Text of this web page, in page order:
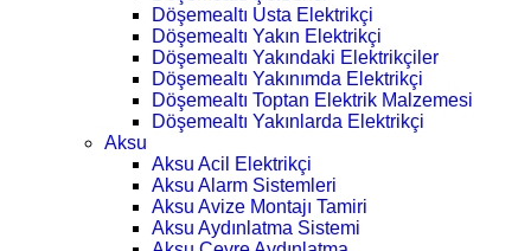
Döşemealtı Usta Elektrikçi
Döşemealtı Yakın Elektrikçi
Döşemealtı Yakındaki Elektrikçiler
Döşemealtı Yakınımda Elektrikçi
Döşemealtı Toptan Elektrik Malzemesi
Döşemealtı Yakınlarda Elektrikçi
Aksu
Aksu Acil Elektrikçi
Aksu Alarm Sistemleri
Aksu Avize Montajı Tamiri
Aksu Aydınlatma Sistemi